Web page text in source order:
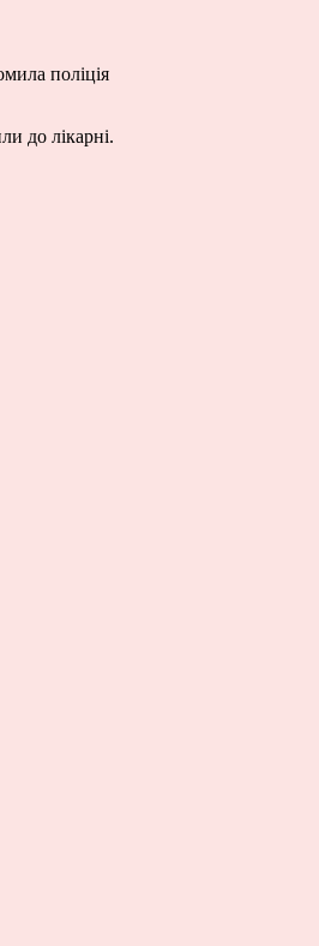
поліція
до лікарні.